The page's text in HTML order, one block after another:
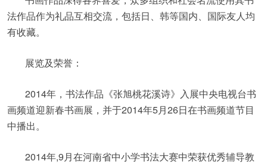
法作品作为礼品互相交流，包括日、韩等国内、国际友人均
有收藏。
展览及荣誉：
2014年，书法作品《张旭桃花溪诗》入展中央电视台书
画频道迎新春书画展，并于2014年5月26日在书画频道节目
中播出。
2014年,9月在河南省中小学书法大赛中荣获优秀辅导教